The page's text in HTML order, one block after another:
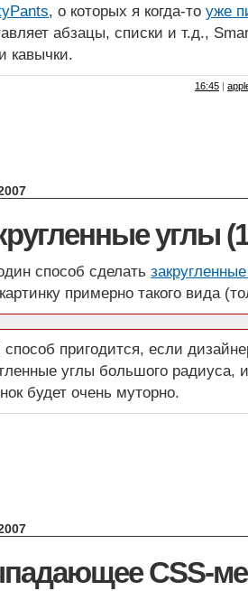
, о которых я когда-то уже
абзацы, списки и т.д.,
кавычки.
16:45 |
углы
способ сделать
примерно такого вида
способ пригодится, если
углы большого радиуса,
будет очень муторно.
CSS-